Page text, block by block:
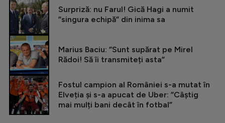
Surpriză: nu Farul! Gică Hagi a numit
”singura echipă” din inima sa
Marius Baciu: ”Sunt supărat pe Mirel
Rădoi! Să îi transmiteți asta”
Fostul campion al României s-a mutat în
Elveția și s-a apucat de Uber: ”Câștig
mai mulți bani decât în fotbal”